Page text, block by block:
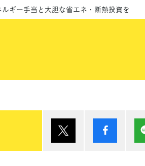
ギー手当と大胆な省エネ・断熱投資を
シェア